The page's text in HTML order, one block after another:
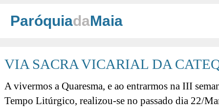
ParóquiadaMaia
VIA SACRA VICARIAL DA
A vivermos a Quaresma, e ao entrarmos na III
Tempo Litúrgico, realizou-se no passado dia 22/